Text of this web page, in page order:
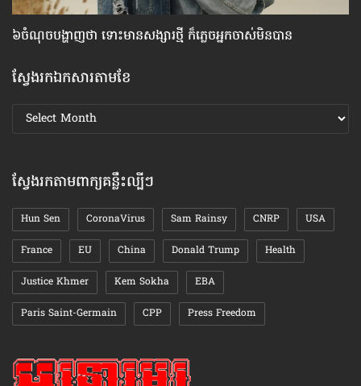
៦ចំណុច​បង្ហាញ​ថា ទោះ​មាន​សង្សារ​ថ្មី ក៏​ភ្លេច​អ្នក​ចាស់​មិន​បាន
ស្វែងរកឯកសារតាមខែ
ស្វែងរក
ឯកសារ
ស្វែងរកតាមពាក្យគន្លឹះល្បីៗ
Hun Sen CoronaVirus Sam Rainsy CNRP USA
France EU China Donald Trump Health
Justice Khmer Kem Sokha EBA
Paris Saint-Germain CPP Press Freedom